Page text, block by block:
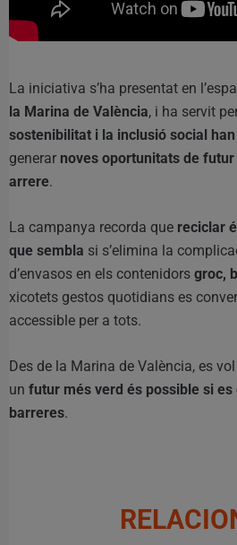
La iniciativa s’ha presentat en
la Marina de València, i ha servit
sostenibilitat i la inclusió social han
generar noves oportunitats de
arrere.
La campanya recorda que reciclar
que sembla si s’elimina la
d’envasos en els contenidors groc,
xicotets gestos quotidians es
accessible per a tots.
Des de la Marina de València, es
un futur més verd és possible si
barreres.